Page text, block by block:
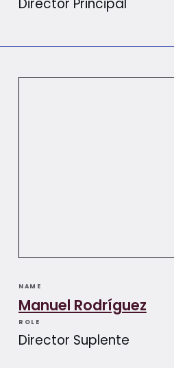
NAME
Manuel Rodríguez
ROLE
Director Suplente